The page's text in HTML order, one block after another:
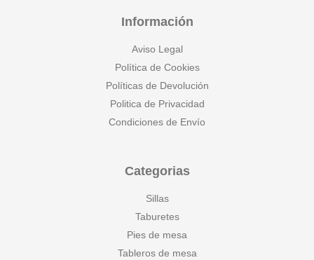
Información
Aviso Legal
Política de Cookies
Políticas de Devolución
Politica de Privacidad
Condiciones de Envío
Categorias
Sillas
Taburetes
Pies de mesa
Tableros de mesa